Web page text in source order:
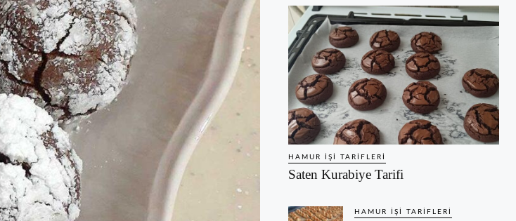
HAMUR İŞI TARIFLERI
Saten Kurabiye Tarifi
HAMUR İŞI TARIFLERI